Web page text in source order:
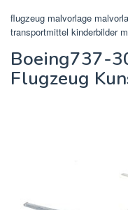
flugzeug malvorlage
transportmittel kinderbilder
Boeing737-
Flugzeug